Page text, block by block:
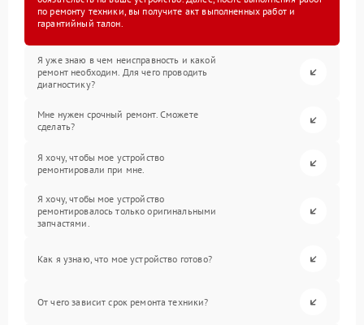
по ремонту техники, вы получите акт выполненных работ и
гарантийный талон.
Я уже знаю в чем неисправность и какой
ремонт необходим. Для чего проводить
диагностику?
Мне нужен срочный ремонт. Сможете
сделать?
Я хочу, чтобы мое устройство
ремонтировали при мне.
Я хочу, чтобы мое устройство
ремонтировалось только оригинальными
запчастями.
Как я узнаю, что мое устройство готово?
От чего зависит срок ремонта техники?